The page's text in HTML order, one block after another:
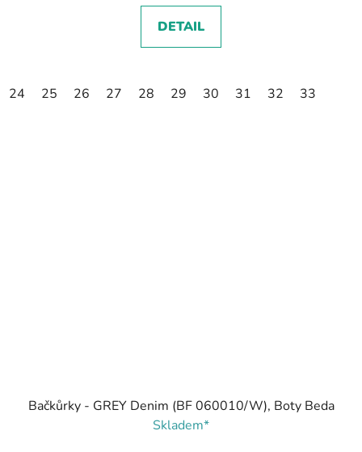
DETAIL
24 25 26 27 28 29 30 31 32 33
Bačkůrky - GREY Denim (BF 060010/W), Boty Beda
Skladem*